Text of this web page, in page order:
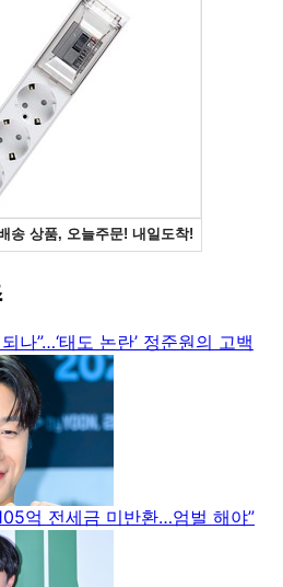
나”…‘태도 논란’ 정준원의 고백
억 전세금 미반환…엄벌 해야”